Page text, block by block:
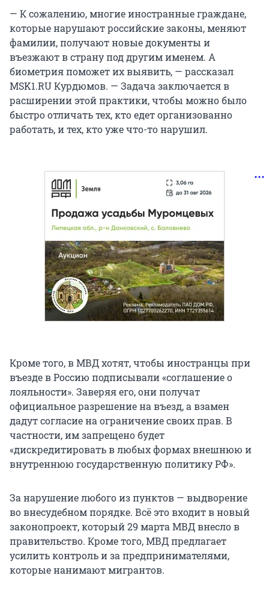
— К сожалению, многие иностранные граждане,
которые нарушают российские законы, меняют
фамилии, получают новые документы и
въезжают в страну под другим именем. А
биометрия поможет их выявить, — рассказал
MSK1.RU Курдюмов. — Задача заключается в
расширении этой практики, чтобы можно было
быстро отличать тех, кто едет организованно
работать, и тех, кто уже что-то нарушил.
Кроме того, в МВД хотят, чтобы иностранцы при
въезде в Россию подписывали «соглашение о
лояльности». Заверяя его, они получат
официальное разрешение на въезд, а взамен
дадут согласие на ограничение своих прав. В
частности, им запрещено будет
«дискредитировать в любых формах внешнюю и
внутреннюю государственную политику РФ».
За нарушение любого из пунктов — выдворение
во внесудебном порядке. Всё это входит в новый
законопроект, который 29 марта МВД внесло в
правительство. Кроме того, МВД предлагает
усилить контроль и за предпринимателями,
которые нанимают мигрантов.